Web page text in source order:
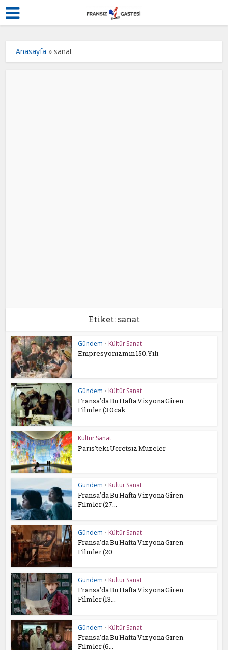
Anasayfa » sanat
Etiket: sanat
Gündem • Kültür Sanat
Empresyonizmin 150.Yılı
Gündem • Kültür Sanat
Fransa’da Bu Hafta Vizyona Giren
Filmler (3 Ocak...
Kültür Sanat
Paris’teki Ücretsiz Müzeler
Gündem • Kültür Sanat
Fransa’da Bu Hafta Vizyona Giren
Filmler (27...
Gündem • Kültür Sanat
Fransa’da Bu Hafta Vizyona Giren
Filmler (20...
Gündem • Kültür Sanat
Fransa’da Bu Hafta Vizyona Giren
Filmler (13...
Gündem • Kültür Sanat
Fransa’da Bu Hafta Vizyona Giren
Filmler (6...